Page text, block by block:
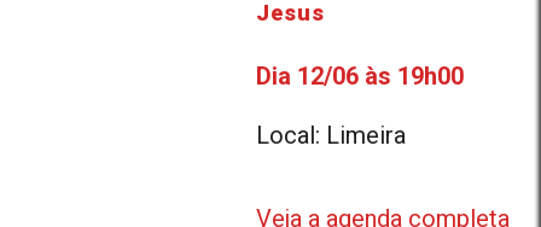
Jesus
Dia 12/06 às 19h00
Local: Limeira
Veja a agenda completa